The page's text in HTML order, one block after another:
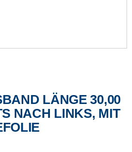
LÄNGE 30,00 M
LINKS, MIT S